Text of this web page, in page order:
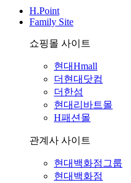
H.Point
Family Site
쇼핑몰 사이트
현대Hmall
더현대닷컴
더한섬
현대리바트몰
H패션몰
관계사 사이트
현대백화점그룹
현대백화점